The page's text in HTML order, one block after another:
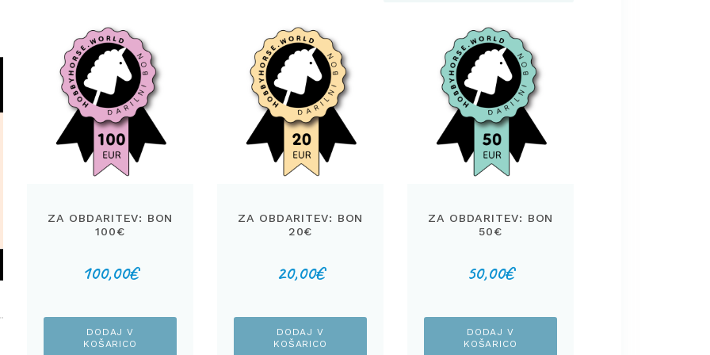
ZA OBDARITEV: BON
100€
100,00€
DODAJ V
KOŠARICO
ZA OBDARITEV: BON
20€
20,00€
DODAJ V
KOŠARICO
ZA OBDARITEV: BON
50€
50,00€
DODAJ V
KOŠARICO